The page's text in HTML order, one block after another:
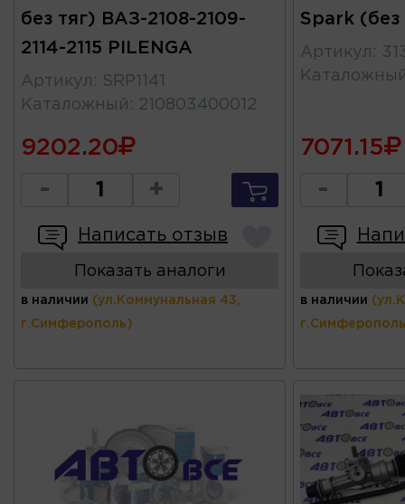
без тяг) ВАЗ-2108-2109-
2114-2115 PILENGA
Артикул : SRP1141
Каталожный : 210803400012
9202.20
- +
Написать отзыв
Показать аналоги
в наличии (ул.Коммунальная 43,
г.Симферополь)
Spark (без
Артикул :
7071.15
-
в наличии